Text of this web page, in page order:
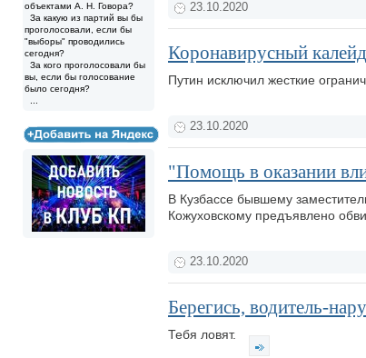
объектами А. Н. Говора?
За какую из партий вы бы
проголосовали, если бы
"выборы" проводились
сегодня?
За кого проголосовали бы
вы, если бы голосование
было сегодня?
23.10.2020
Коронавирусный
Путин исключил жесткие
23.10.2020
"Помощь в оказании
В Кузбассе бывшему
Кожуховскому предъявлено
23.10.2020
Берегись, водитель-
Тебя ловят.